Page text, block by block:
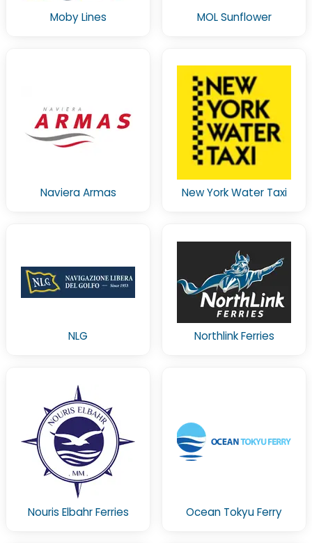
Moby Lines MOL Sunflower
Naviera Armas New York Water Taxi
NLG Northlink Ferries
Nouris Elbahr Ferries Ocean Tokyu Ferry